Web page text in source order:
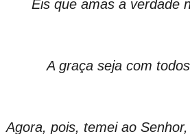
Eis que amas a verdade
A graça seja com
Agora, pois, temei ao